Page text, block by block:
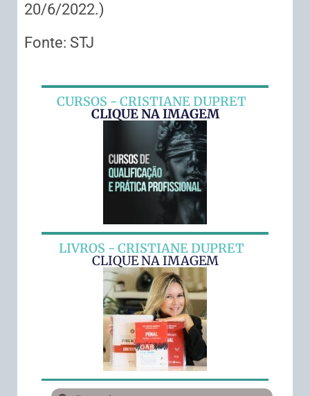
20/6/2022.)
Fonte: STJ
CURSOS - CRISTIANE DUPRET
CLIQUE NA IMAGEM
LIVROS - CRISTIANE DUPRET
CLIQUE NA IMAGEM